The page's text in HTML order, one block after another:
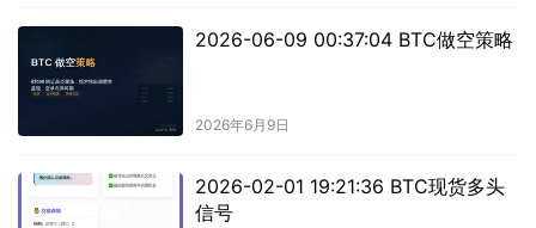
2026-06-09 00:37:04 BTC做空策略
2026年6月9日
2026-02-01 19:21:36 BTC现货多头
信号